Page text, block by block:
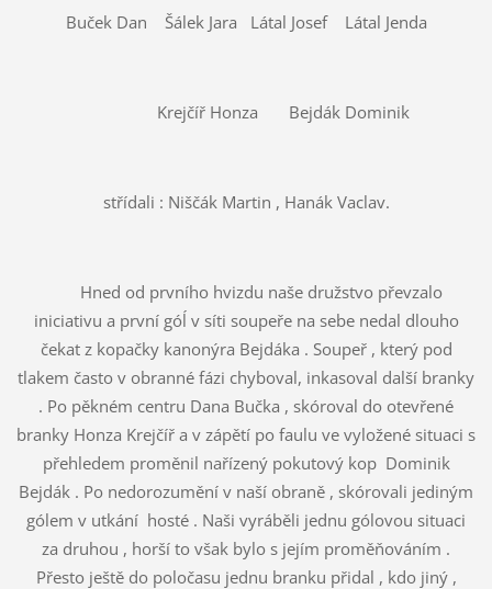
Buček Dan Šálek Jara Látal Josef Látal Jenda
Krejčíř Honza Bejdák Dominik
střídali : Niščák Martin , Hanák Vaclav.
Hned od prvního hvizdu naše družstvo převzalo
iniciativu a první góĺ v síti soupeře na sebe nedal dlouho
čekat z kopačky kanonýra Bejdáka . Soupeř , který pod
tlakem často v obranné fázi chyboval, inkasoval další branky
. Po pěkném centru Dana Bučka , skóroval do otevřené
branky Honza Krejčíř a v zápětí po faulu ve vyložené situaci s
přehledem proměnil nařízený pokutový kop Dominik
Bejdák . Po nedorozumění v naší obraně , skórovali jediným
gólem v utkání hosté . Naši vyráběli jednu gólovou situaci
za druhou , horší to však bylo s jejím proměňováním .
Přesto ještě do poločasu jednu branku přidal , kdo jiný ,